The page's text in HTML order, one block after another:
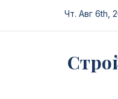
Чт. Авг 6th,